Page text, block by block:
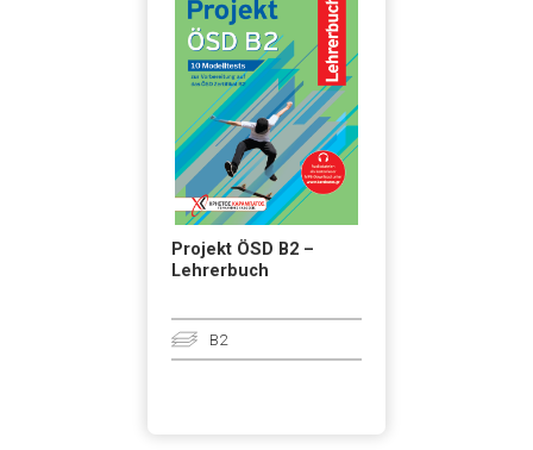
Projekt ÖSD B2 –
Lehrerbuch
B2